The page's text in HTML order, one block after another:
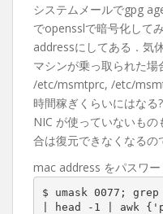
システムメールでgpg
でopensslで暗号化して
addressにしてある．気
マシンが乗っ取られた
/etc/msmtprc, /etc/
時間稼ぎくらいにはなる?
NIC が使っていないも
合は復元できなくなるの
mac address をパスワ
$ umask 0077;
| head -1 | awk